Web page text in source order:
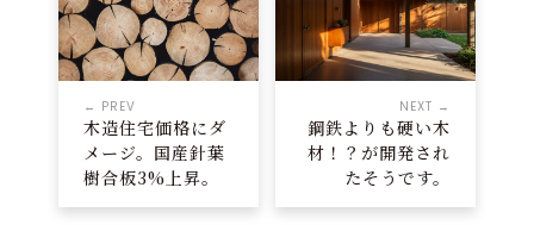
← PREV
木造住宅価格にダ
メージ。国産針葉
樹合板3%上昇。
NEXT →
鋼鉄よりも硬い木
材！？が開発され
たそうです。